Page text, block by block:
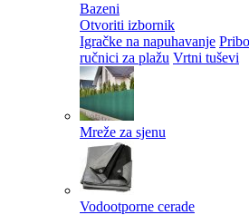
Bazeni
Otvoriti izbornik
Igračke na napuhavanje
ručnici za plažu Vrtni tuševi
Mreže za sjenu
Vodootporne cerade